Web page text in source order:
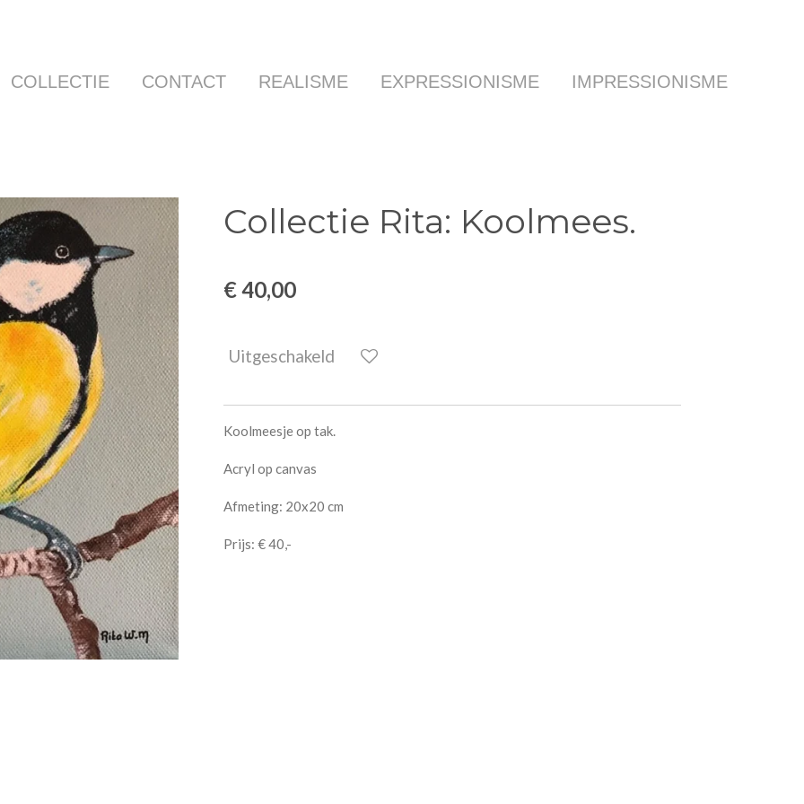
COLLECTIE CONTACT REALISME EXPRESSIONISME IMPRESSIONISME
Collectie Rita: Koolmees.
€ 40,00
Uitgeschakeld
Koolmeesje op tak.
Acryl op canvas
Afmeting: 20x20 cm
Prijs: € 40,-